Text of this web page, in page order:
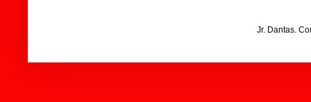
Jr. Dantas.